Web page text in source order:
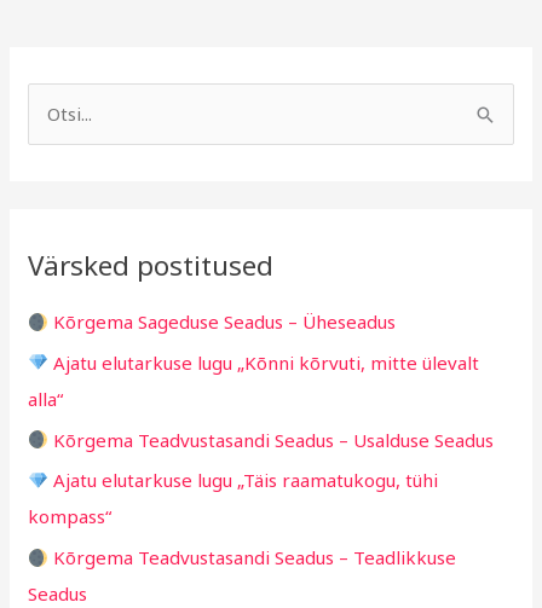
c
f
o
r
:
Värsked postitused
Kõrgema Sageduse Seadus – Üheseadus
Ajatu elutarkuse lugu „Kõnni kõrvuti, mitte ülevalt
alla“
Kõrgema Teadvustasandi Seadus – Usalduse Seadus
Ajatu elutarkuse lugu „Täis raamatukogu, tühi
kompass“
Kõrgema Teadvustasandi Seadus – Teadlikkuse
Seadus
g
i
d